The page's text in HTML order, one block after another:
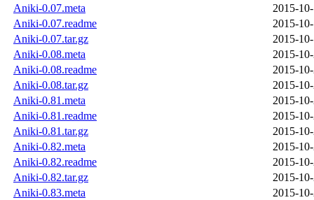
Aniki-0.07.meta
2015-
Aniki-0.07.readme
2015-
Aniki-0.07.tar.gz
2015-
Aniki-0.08.meta
2015-
Aniki-0.08.readme
2015-
Aniki-0.08.tar.gz
2015-
Aniki-0.81.meta
2015-
Aniki-0.81.readme
2015-
Aniki-0.81.tar.gz
2015-
Aniki-0.82.meta
2015-
Aniki-0.82.readme
2015-
Aniki-0.82.tar.gz
2015-
Aniki-0.83.meta
2015-